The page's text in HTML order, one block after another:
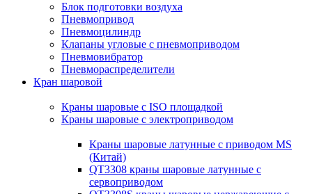
Блок подготовки воздуха
Пневмопривод
Пневмоцилиндр
Клапаны угловые с пневмоприводом
Пневмовибратор
Пневмораспределители
Кран шаровой
Краны шаровые с ISO площадкой
Краны шаровые с электроприводом
Краны шаровые латунные с приводом MS
(Китай)
QT3308 краны шаровые латунные с
сервоприводом